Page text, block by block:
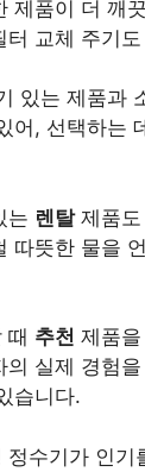
제품이 더 깨
터 교체 주기
있는 제품과
어, 선택하는
는 렌탈제품도
따뜻한 물을
때 추천 제품
의 실제 경험
습니다.
정수기가 인기